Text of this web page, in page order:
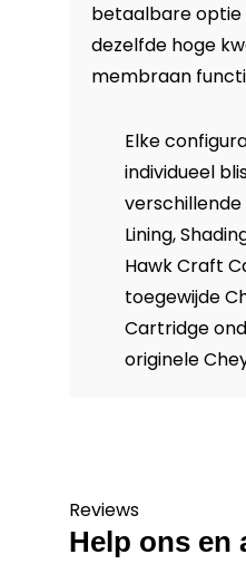
betaalbare optie
dezelfde hoge
membraan
Elke
individueel
Lining,
Hawk Craft
toegewijde
Cartridge
originele
Reviews
Help ons en